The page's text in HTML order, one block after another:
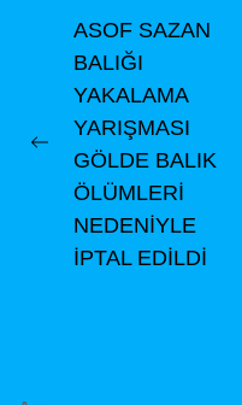
Yazı
gezinmesi
Previous
post:
ASOF SAZAN
BALIĞI
YAKALAMA
YARIŞMASI
GÖLDE BALIK
ÖLÜMLERİ
NEDENİYLE
İPTAL EDİLDİ